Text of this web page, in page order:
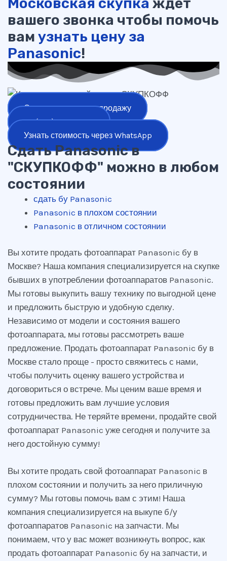
вашего звонка чтобы помочь
вам узнать цену за
Panasonic!
Оставить заявку на продажу
+7 (977) 777-25-24
Узнать стоимость через WhatsApp
Сдать Panasonic в
"СКУПКОФФ" можно в любом
состоянии
сдать бу Panasonic
Panasonic в плохом состоянии
Panasonic в отличном состоянии
Вы хотите продать фотоаппарат Panasonic бу в
Москве? Наша компания специализируется на скупке
бывших в употреблении фотоаппаратов Panasonic.
Мы готовы выкупить вашу технику по выгодной цене
и предложить быструю и удобную сделку.
Независимо от модели и состояния вашего
фотоаппарата, мы готовы рассмотреть ваше
предложение. Продать фотоаппарат Panasonic бу в
Москве стало проще - просто свяжитесь с нами,
чтобы получить оценку вашего устройства и
договориться о встрече. Мы ценим ваше время и
готовы предложить вам лучшие условия
сотрудничества. Не теряйте времени, продайте свой
фотоаппарат Panasonic уже сегодня и получите за
него достойную сумму!
Вы хотите продать свой фотоаппарат Panasonic в
плохом состоянии и получить за него приличную
сумму? Мы готовы помочь вам с этим! Наша
компания специализируется на выкупе б/у
фотоаппаратов Panasonic на запчасти. Мы
понимаем, что у вас может возникнуть вопрос, как
продать фотоаппарат Panasonic бу на запчасти, и